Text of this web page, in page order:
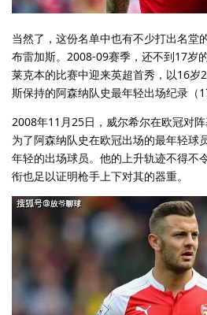
当然了，这份名单中也有不少打出名堂
布雷加斯。2008-09赛季，还不到17岁
莱克本的比赛中迎来英超首秀，以16岁
斯保持的阿森纳队史最年轻出场纪录（
2008年11月25日，威尔希尔在欧冠对
为了阿森纳队史在欧冠出场的最年轻球
年轻的出场球员。他的上升轨迹不得不
衔也足以证明枪手上下对其的器重。